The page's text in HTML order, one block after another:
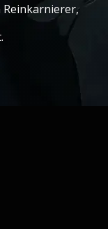
Reinkarnierer,